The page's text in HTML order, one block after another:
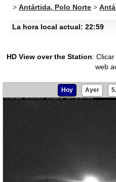
> Antártida, Polo Norte >
La hora local actual: 22:59
HD View over the Station:
web
Hoy Ayer